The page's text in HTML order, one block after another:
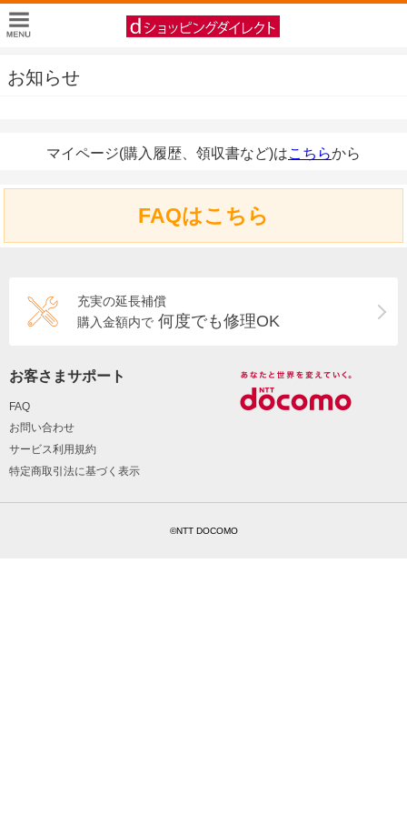
お知らせ
マイページ(購入履歴、領収書など)はこちらから
FAQはこちら
充実の延長補償
購入金額内で 何度でも修理OK
お客さまサポート
FAQ
お問い合わせ
サービス利用規約
特定商取引法に基づく表示
©NTT DOCOMO